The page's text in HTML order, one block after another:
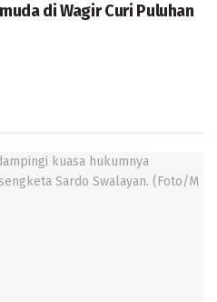
di Wagir Curi Puluhan